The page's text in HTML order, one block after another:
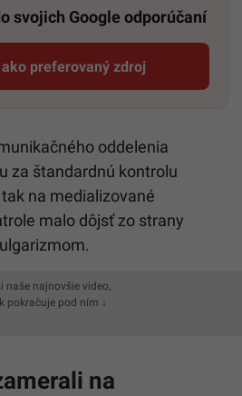
svojich Google odporúčaní
preferovaný zdroj
Startitup, odkaz sa otvorí v
oddelenia
za štandardnú kontrolu
na medializované
malo dôjsť zo strany
naše najnovšie video,
pokračuje pod ním ↓
na